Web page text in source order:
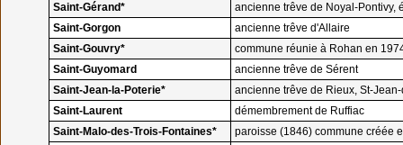
Saint-Gérand*
ancienne trêve de Noyal-Pontivy,
Saint-Gorgon
ancienne trêve d'Allaire
Saint-Gouvry*
commune réunie à Rohan en
Saint-Guyomard
ancienne trêve de Sérent
Saint-Jean-la-Poterie*
ancienne trêve de Rieux, St-
Saint-Laurent
démembrement de Ruffiac
Saint-Malo-des-Trois-Fontaines*
paroisse (1846) commune créée